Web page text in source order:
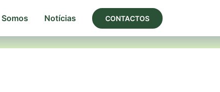
Notícias CONTACTOS